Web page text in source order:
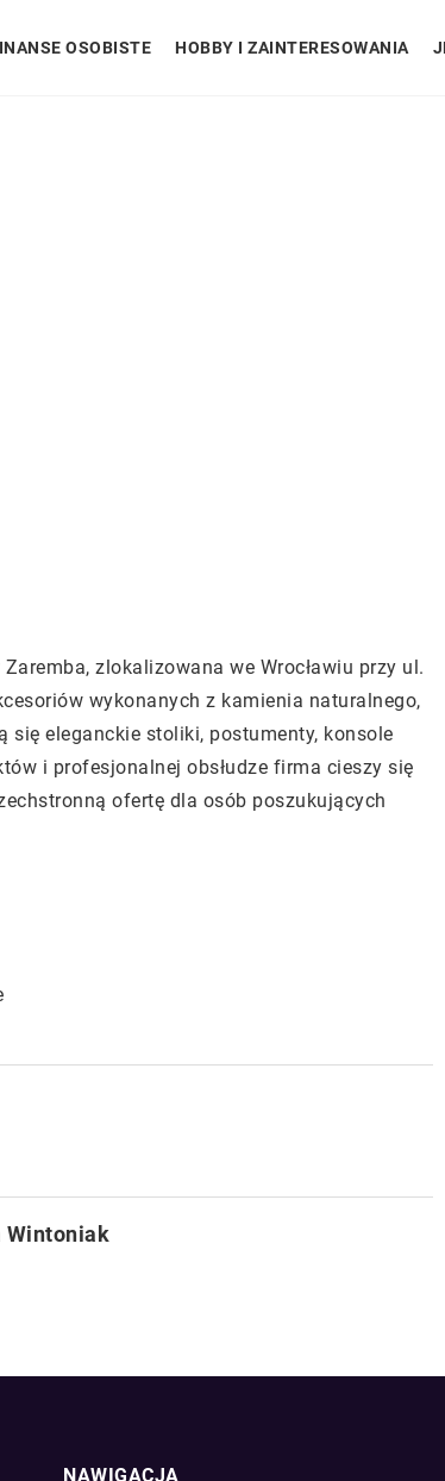
OSOBISTE HOBBY I ZAINTERESOWANIA
zlokalizowana we Wrocławiu przy ul.
wykonanych z kamienia naturalnego,
się eleganckie stoliki, postumenty, konsole
i profesjonalnej obsłudze firma cieszy się
ofertę dla osób poszukujących
Wintoniak
NAWIGACJA